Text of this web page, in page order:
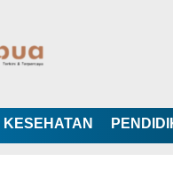
KESEHATAN